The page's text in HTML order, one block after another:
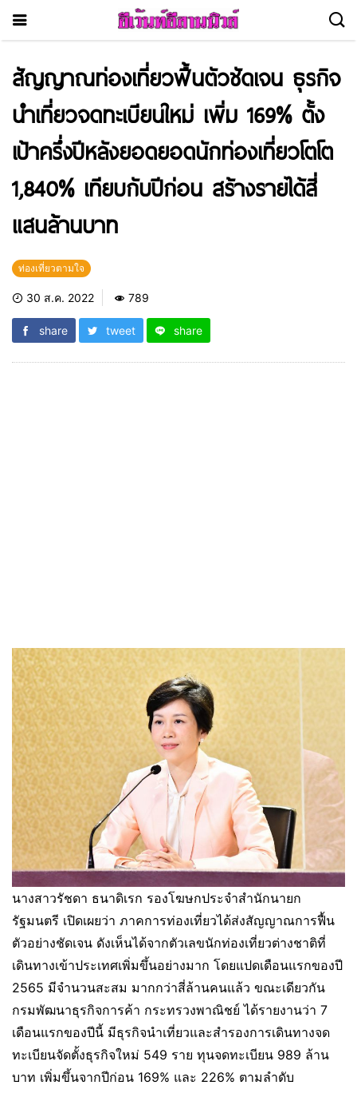
สัญญาณท่องเที่ยวฟื้นตัวชัดเจน ธุรกิจ
นำเที่ยวจดทะเบียนใหม่ เพิ่ม 169% ตั้ง
เป้าครึ่งปีหลังยอดยอดนักท่องเที่ยวโตโต
1,840% เทียบกับปีก่อน สร้างรายได้สี่
แสนล้านบาท
ท่องเที่ยวตามใจ
30 ส.ค. 2022 789
share tweet share
นางสาวรัชดา ธนาดิเรก รองโฆษกประจำสำนักนายก
รัฐมนตรี เปิดเผยว่า ภาคการท่องเที่ยวได้ส่งสัญญาณการฟื้น
ตัวอย่างชัดเจน ดังเห็นได้จากตัวเลขนักท่องเที่ยวต่างชาติที่
เดินทางเข้าประเทศเพิ่มขึ้นอย่างมาก โดยแปดเดือนแรกของปี
2565 มีจำนวนสะสม มากกว่าสี่ล้านคนแล้ว ขณะเดียวกัน
กรมพัฒนาธุรกิจการค้า กระทรวงพาณิชย์ ได้รายงานว่า 7
เดือนแรกของปีนี้ มีธุรกิจนำเที่ยวและสำรองการเดินทางจด
ทะเบียนจัดตั้งธุรกิจใหม่ 549 ราย ทุนจดทะเบียน 989 ล้าน
บาท เพิ่มขึ้นจากปีก่อน 169% และ 226% ตามลำดับ